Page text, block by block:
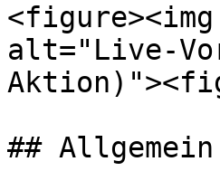
<figure><img
alt="Live-
## Allgemein